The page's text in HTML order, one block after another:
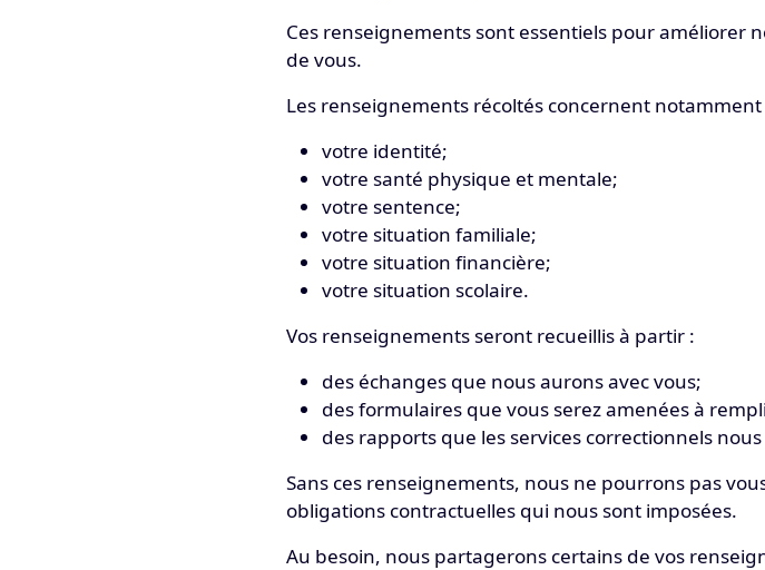
Ces renseignements sont essentiels pour améliorer
de vous.
Les renseignements récoltés concernent notamment
votre identité;
votre santé physique et mentale;
votre sentence;
votre situation familiale;
votre situation financière;
votre situation scolaire.
Vos renseignements seront recueillis à partir :
des échanges que nous aurons avec vous;
des formulaires que vous serez amenées à
des rapports que les services correctionnels
Sans ces renseignements, nous ne pourrons pas
obligations contractuelles qui nous sont imposées.
Au besoin, nous partagerons certains de vos